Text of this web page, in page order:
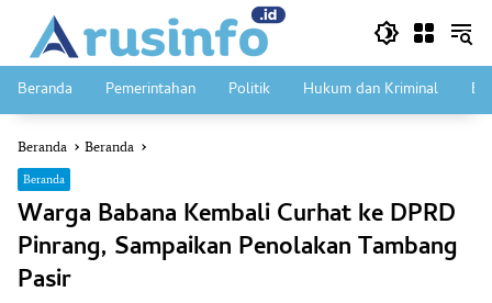
konten
Beranda Pemerintahan Politik Hukum dan Kriminal
Beranda Beranda
Beranda
Warga Babana Kembali Curhat ke DPRD
Pinrang, Sampaikan Penolakan Tambang
Pasir